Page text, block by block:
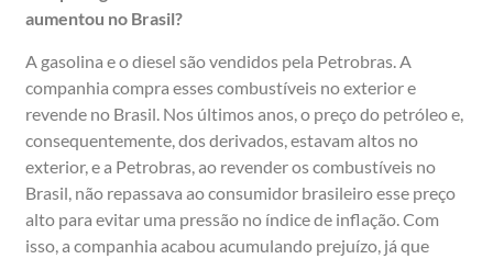
aumentou no Brasil?
A gasolina e o diesel são vendidos pela Petrobras. A
companhia compra esses combustíveis no exterior e
revende no Brasil. Nos últimos anos, o preço do petróleo e,
consequentemente, dos derivados, estavam altos no
exterior, e a Petrobras, ao revender os combustíveis no
Brasil, não repassava ao consumidor brasileiro esse preço
alto para evitar uma pressão no índice de inflação. Com
isso, a companhia acabou acumulando prejuízo, já que